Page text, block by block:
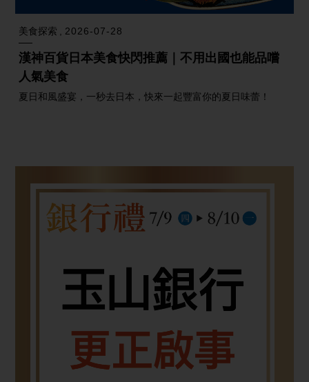
美食探索 2026-07-28
漢神百貨日本美食快閃推薦｜不用出國也能品嚐
人氣美食
夏日和風盛宴，一秒去日本，快來一起豐富你的夏日味蕾！